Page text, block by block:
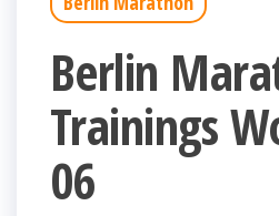
Berlin
Trainings
06